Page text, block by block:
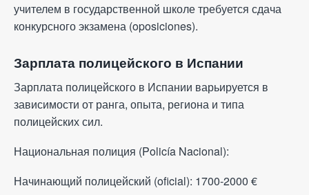
учителем в государственной школе требуется сдача
конкурсного экзамена (oposiciones).
Зарплата полицейского в Испании
Зарплата полицейского в Испании варьируется в
зависимости от ранга, опыта, региона и типа
полицейских сил.
Национальная полиция (Policía Nacional):
Начинающий полицейский (oficial): 1700-2000 €